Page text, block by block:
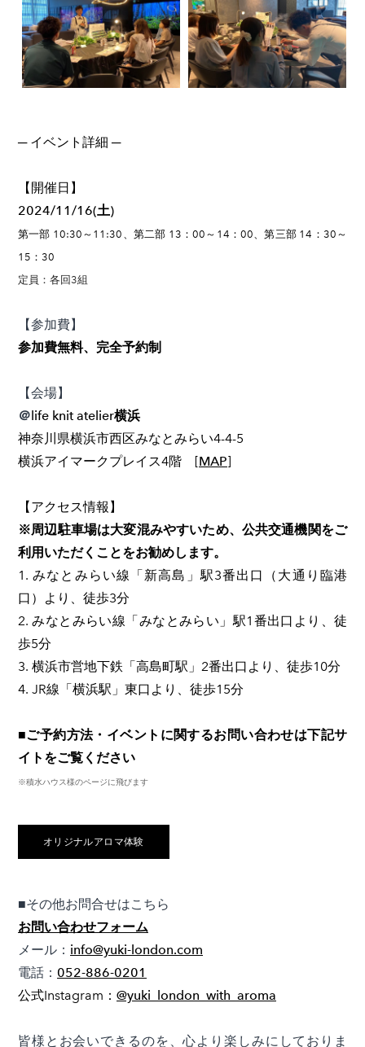
​─ イベント詳細 ─
【開催日】
2024/11/16(土)
第一部 10:30～11:30、第二部 13：00～14：00、第三部 14：30～
15：30
定員：各回3組
【参加費】
参加費無料、完全予約制
【会場】
＠ life knit atelier横浜
神奈川県横浜市西区みなとみらい4-4-5
横浜アイマークプレイス4階 [MAP]
​【アクセス情報】
※周辺駐車場は大変混みやすいため、公共交通機関をご
利用いただくことをお勧めします。
1. みなとみらい線「新高島」駅3番出口（大通り臨港
口）より、徒歩3分
2. みなとみらい線「みなとみらい」駅1番出口より、徒
歩5分
3. 横浜市営地下鉄「高島町駅」2番出口より、徒歩10分
4. JR線「横浜駅」東口より、徒歩15分
■ご予約方法・イベントに関するお問い合わせは下記サ
イトをご覧ください
※積水ハウス様のページに飛びます
オリジナルアロマ体験
​■その他お問合せはこちら
お問い合わせフォーム
メール： info@yuki-london.com
電話： 052-886-0201
公式Instagram： @yuki_london_with_aroma
皆様とお会いできるのを、心より楽しみにしておりま